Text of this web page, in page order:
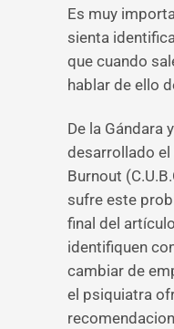
Es muy
sienta
que cuando
hablar de ello
De la Gándara
desarrollado
Burnout
sufre este
final del
identifiquen
cambiar de
el psiquiatra